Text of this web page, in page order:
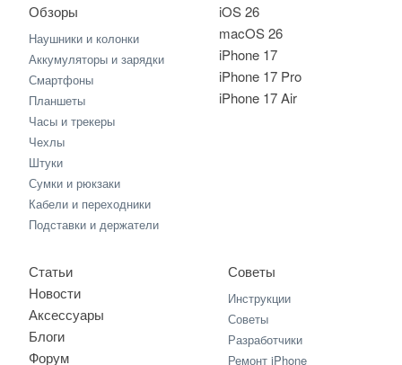
iOS 26
macOS 26
iPhone 17
iPhone 17 Pro
iPhone 17 Air
Обзоры
Наушники и колонки
Аккумуляторы и зарядки
Смартфоны
Планшеты
Часы и трекеры
Чехлы
Штуки
Сумки и рюкзаки
Кабели и переходники
Подставки и держатели
Статьи
Новости
Аксессуары
Блоги
Форум
Советы
Инструкции
Советы
Разработчики
Ремонт iPhone